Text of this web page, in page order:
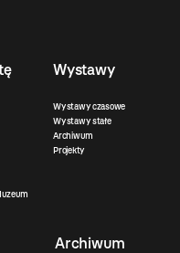
Wystawy
Wystawy czasowe
Wystawy stałe
Archiwum
Projekty
Archiwum